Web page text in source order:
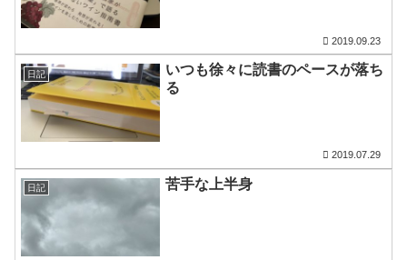
2019.09.23
日記
いつも徐々に読書のペースが落ち
る
2019.07.29
日記 苦手な上半身